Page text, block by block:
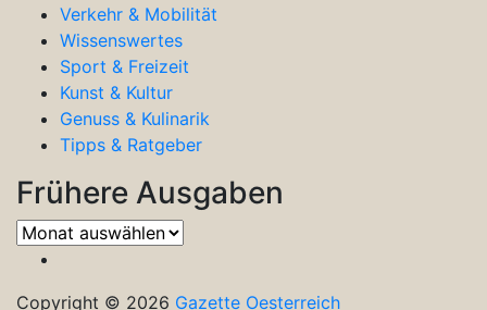
Verkehr & Mobilität
Wissenswertes
Sport & Freizeit
Kunst & Kultur
Genuss & Kulinarik
Tipps & Ratgeber
Frühere Ausgaben
Frühere
Ausgaben
Copyright © 2026 Gazette Oesterreich